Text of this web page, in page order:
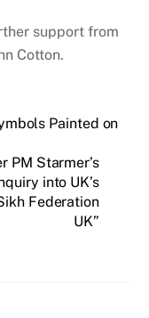
support from
Cotton.
Painted on
PM Starmer’s
into UK’s
Federation
UK”